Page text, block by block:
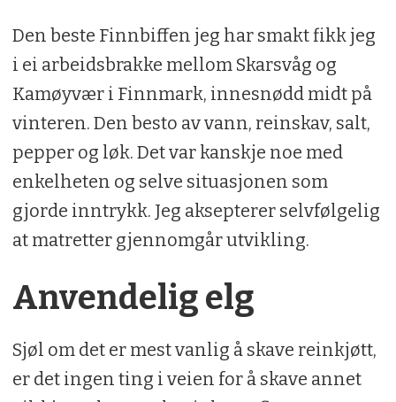
Den beste Finnbiffen jeg har smakt fikk jeg
i ei arbeidsbrakke mellom Skarsvåg og
Kamøyvær i Finnmark, innesnødd midt på
vinteren. Den besto av vann, reinskav, salt,
pepper og løk. Det var kanskje noe med
enkelheten og selve situasjonen som
gjorde inntrykk. Jeg aksepterer selvfølgelig
at matretter gjennomgår utvikling.
Anvendelig elg
Sjøl om det er mest vanlig å skave reinkjøtt,
er det ingen ting i veien for å skave annet